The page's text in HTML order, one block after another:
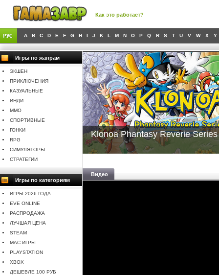
Как это работает?
A B C D E F G H I J K L M N O P Q R S T U V W X Y
Игры по жанрам
ЭКШЕН
ПРИКЛЮЧЕНИЯ
КАЗУАЛЬНЫЕ
ИНДИ
MMO
СПОРТИВНЫЕ
ГОНКИ
RPG
СИМУЛЯТОРЫ
СТРАТЕГИИ
Игры по категориям
ИГРЫ 2026 ГОДА
EVE ONLINE
РАСПРОДАЖА
ЛУЧШАЯ ЦЕНА
STEAM
MAC ИГРЫ
PLAYSTATION
XBOX
ДЕШЕВЛЕ 100 РУБ
Klonoa Phantasy Reverie Series
Видео